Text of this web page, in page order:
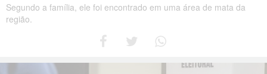
Segundo a família, ele foi encontrado em uma área de mata da
região.